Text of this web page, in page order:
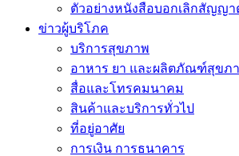
ตัวอย่างหนังสือบอกเลิกสัญญา
ข่าวผู้บริโภค
บริการสุขภาพ
อาหาร ยา และผลิตภัณฑ์สุขภ
สื่อและโทรคมนาคม
สินค้าและบริการทั่วไป
ที่อยู่อาศัย
การเงิน การธนาคาร